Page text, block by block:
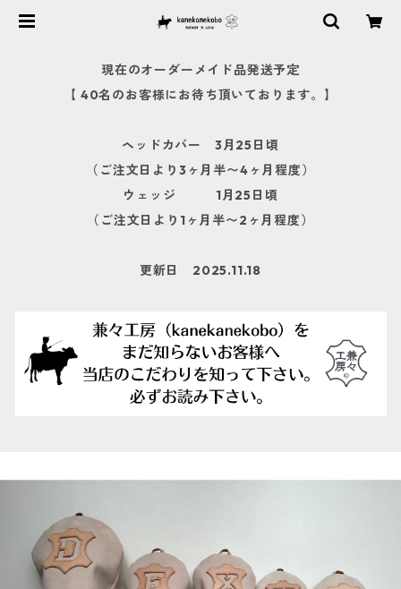
現在のオーダーメイド品発送予定
【 40名のお客様にお待ち頂いております。】
ヘッドカバー 3月25日頃
（ご注文日より3ヶ月半〜4ヶ月程度）
ウェッジ 1月25日頃
（ご注文日より1ヶ月半〜2ヶ月程度）
更新日 2025.11.18